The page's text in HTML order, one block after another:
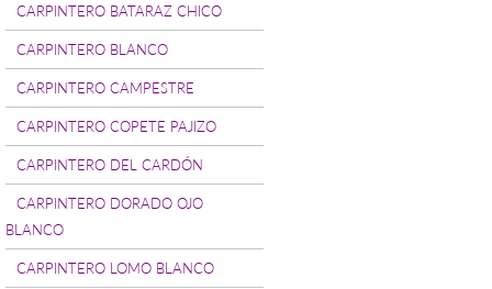
CARPINTERO BATARAZ CHICO
CARPINTERO BLANCO
CARPINTERO CAMPESTRE
CARPINTERO COPETE PAJIZO
CARPINTERO DEL CARDÓN
CARPINTERO DORADO OJO
BLANCO
CARPINTERO LOMO BLANCO